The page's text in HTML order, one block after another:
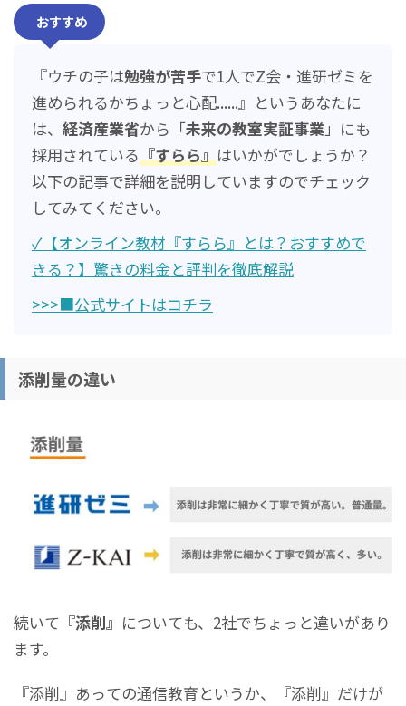
おすすめ
『ウチの子は勉強が苦手で1人でZ会・進研ゼミを
進められるかちょっと心配......』というあなたに
は、 経済産業省から「未来の教室実証事業 」にも
採用されている『すらら』はいかがでしょうか？
以下の記事で詳細を説明していますのでチェック
してみてください。
✓【オンライン教材『すらら』とは？おすすめで
きる？】驚きの料金と評判を徹底解説
>>>■公式サイトはコチラ
添削量の違い
続いて 『添削』 についても、2社でちょっと違いがあり
ます。
『添削』あっての通信教育というか、『添削』だけが